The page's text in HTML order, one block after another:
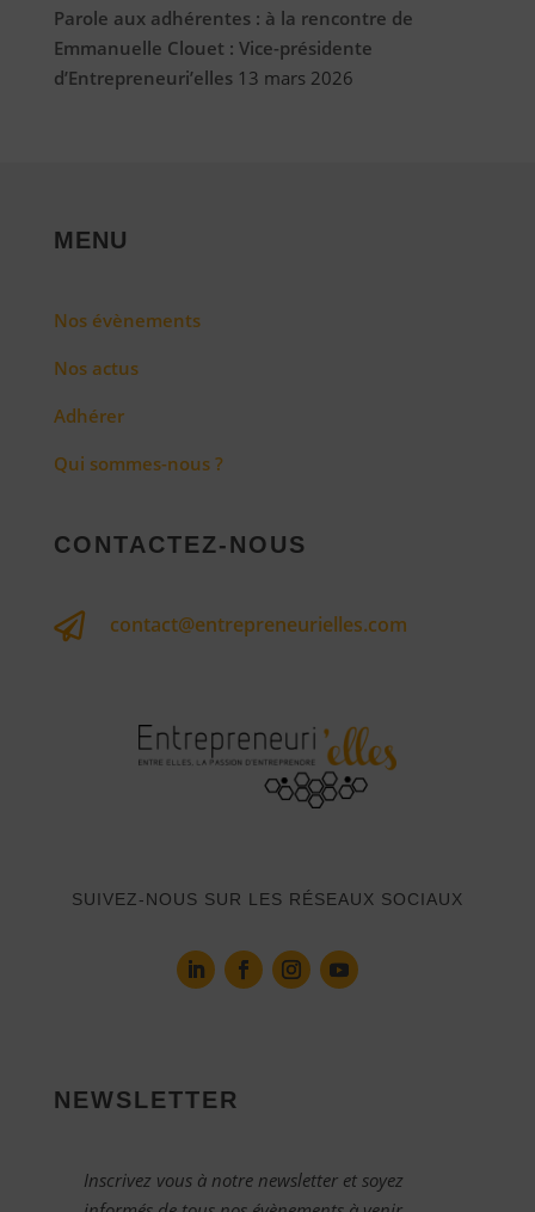
Parole aux adhérentes : à la rencontre de
Emmanuelle Clouet : Vice-présidente
d’Entrepreneuri’elles 13 mars 2026
MENU
Nos évènements
Nos actus
Adhérer
Qui sommes-nous ?
CONTACTEZ-NOUS
 contact@entrepreneurielles.com
SUIVEZ-NOUS SUR LES RÉSEAUX SOCIAUX
NEWSLETTER
Inscrivez vous à notre newsletter et soyez